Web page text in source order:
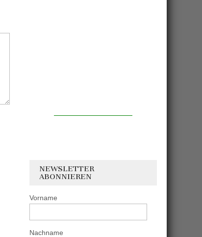
NEWSLETTER
ABONNIEREN
Vorname
Nachname